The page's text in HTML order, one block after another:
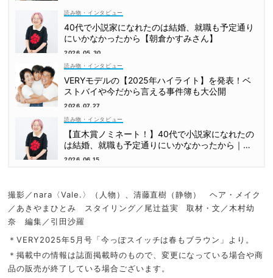
読み物・インタビュー
40代で小説家になれたのは結婚、就職も予定通り
にいかなかったから【朝倉かすみさん】
2026.05.30
読み物・インタビュー
VERYモデルの【2025年ハイライト】を発表！ベ
ストバイや今だから言える事件簿も大公開
2026.07.27
読み物・インタビュー
【直木賞ノミネート！】40代で小説家になれたの
は結婚、就職も予定通りにいかなかったから｜朝
倉かすみさん
2026.06.15
撮影／nara〈Vale.〉（人物）、清藤直樹（静物） ヘア・メイク
／あきやまひとみ スタイリング／尾辻益実 取材・文／木村幼
奈 編集／引田沙羅
＊VERY2025年5月号「今っぽスイッチは春もブラウン」より。
＊掲載中の情報は誌面掲載時のもので、変更になっている場合や商
品の販売が終了している場合ございます。